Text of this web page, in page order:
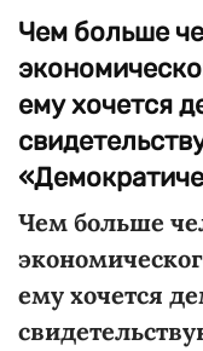
Чем больше
ему хочется
Чем больше
ему хочется